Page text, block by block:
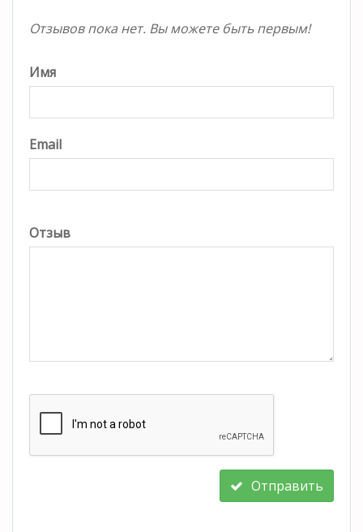
Отзывов пока нет. Вы можете быть первым!
Имя
Email
Отзыв
Отправить